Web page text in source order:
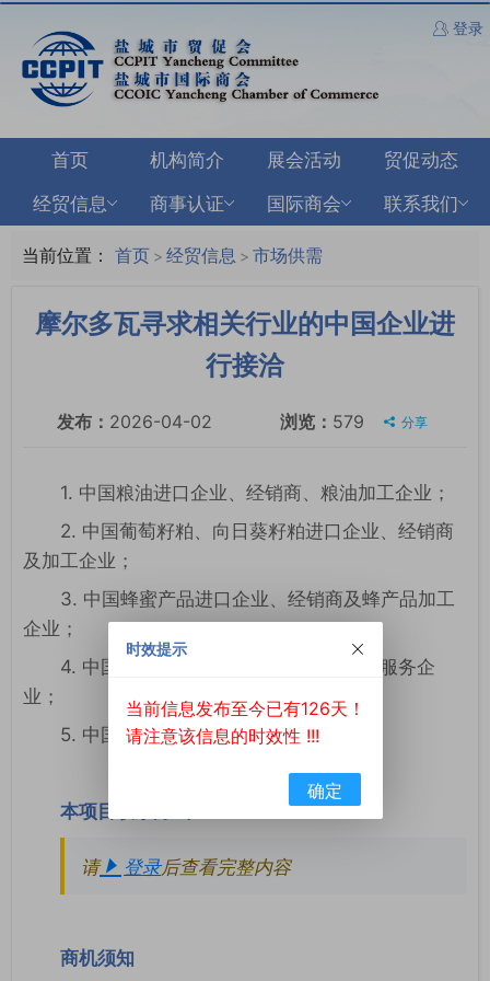
登录
首页 机构简介 展会活动
贸促动态
经贸信息
商事认证 国际商会 联系我们
当前位置： 首页 > 经贸信息 > 市场供需
摩尔多瓦寻求相关行业的中国企业进
行接洽
发布： 2026-04-02 浏览： 579 分享
1. 中国粮油进口企业、经销商、粮油加工企业；
2. 中国葡萄籽粕、向日葵籽粕进口企业、经销商
及加工企业；
3. 中国蜂蜜产品进口企业、经销商及蜂产品加工
企业；
4. 中国知名葡萄酒进口企业、经销商、服务企
业；
5. 中国知名城市环卫绿化工程企业。
本项目联系方式
请 登录后查看完整内容
商机须知
时效提示
当前信息发布至今已有126天！
请注意该信息的时效性 !!!
确定